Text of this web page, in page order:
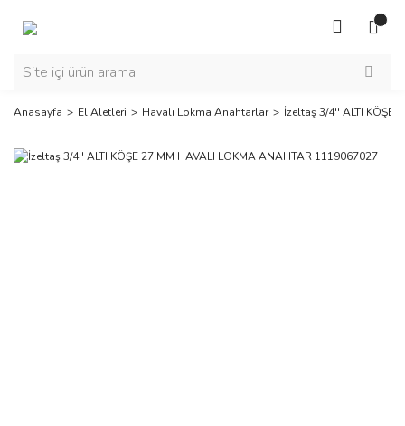
Anasayfa El Aletleri Havalı Lokma Anahtarlar İzeltaş 3/4'' ALTI KÖŞE